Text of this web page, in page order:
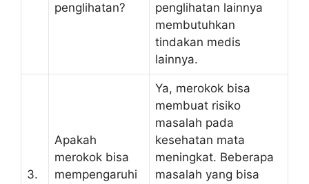
penglihatan?
penglihatan lainnya
membutuhkan
tindakan medis
lainnya.
3.
Apakah
merokok bisa
mempengaruhi
Ya, merokok bisa
membuat risiko
masalah pada
kesehatan mata
meningkat. Beberapa
masalah yang bisa